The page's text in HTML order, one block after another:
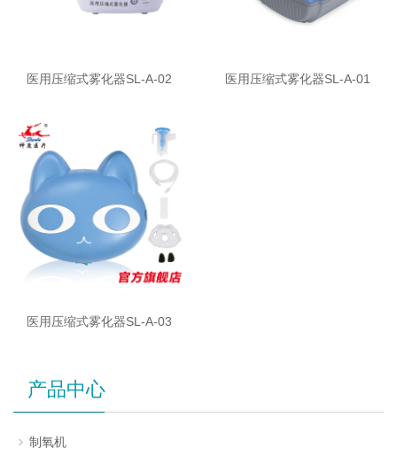
医用压缩式雾化器SL-A-02 医用压缩式雾化器SL-A-01
医用压缩式雾化器SL-A-03
产品中心
制氧机